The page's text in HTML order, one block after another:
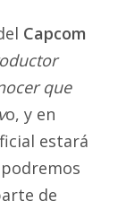
Capcom
que
o, y en
estará
de